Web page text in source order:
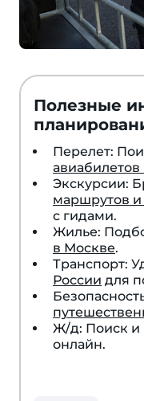
Полезные
Перелет:
Экскурсии:
маршрутов и
с гидами.
Жилье:
в Москве.
Транспорт:
России для
Ж/д: Поиск и
онлайн.